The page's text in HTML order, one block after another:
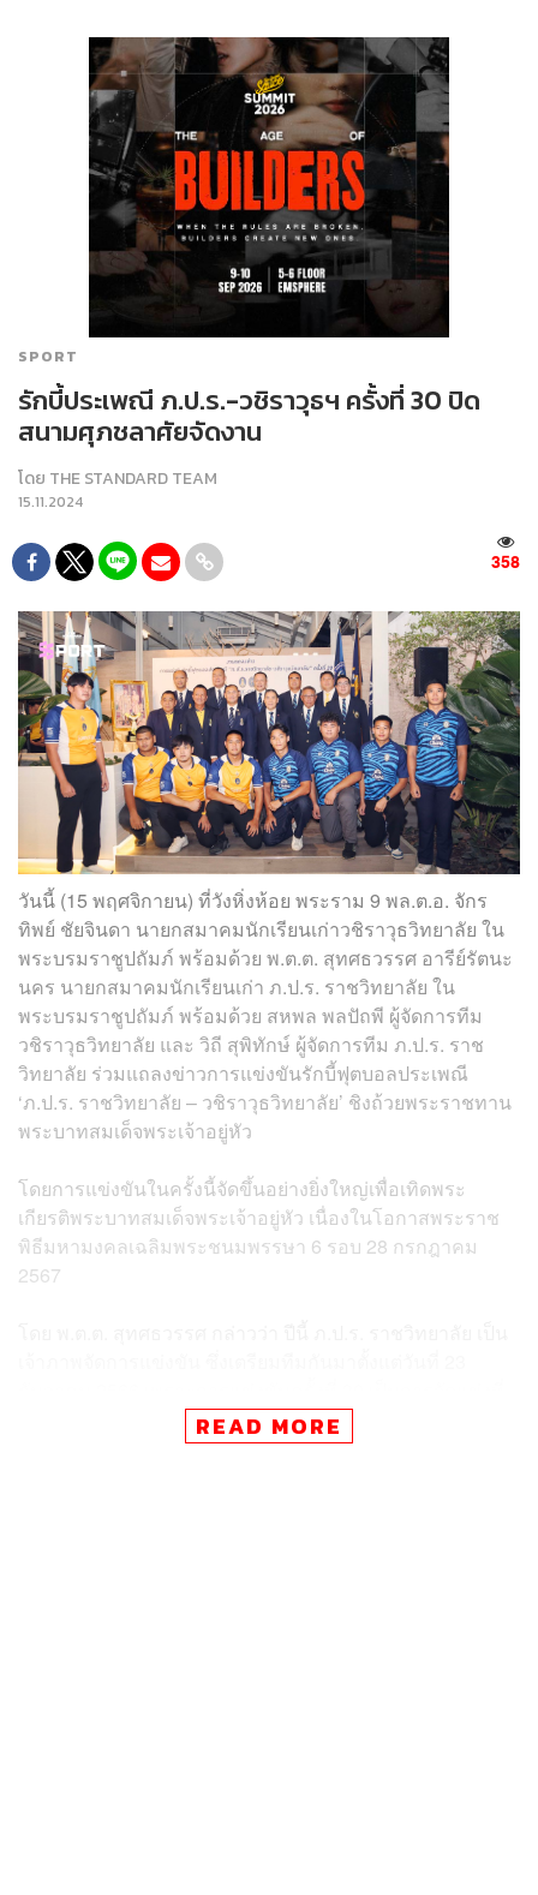
SPORT
รักบี้ประเพณี ภ.ป.ร.-วชิราวุธฯ ครั้งที่ 30 ปิด
สนามศุภชลาศัยจัดงาน
โดย THE STANDARD TEAM
15.11.2024
358
วันนี้ (15 พฤศจิกายน) ที่วังหิ่งห้อย พระราม 9 พล.ต.อ. จักร
ทิพย์ ชัยจินดา นายกสมาคมนักเรียนเก่าวชิราวุธวิทยาลัย ใน
พระบรมราชูปถัมภ์ พร้อมด้วย พ.ต.ต. สุทศธวรรศ อารีย์รัตนะ
นคร นายกสมาคมนักเรียนเก่า ภ.ป.ร. ราชวิทยาลัย ใน
พระบรมราชูปถัมภ์ พร้อมด้วย สหพล พลปัถพี ผู้จัดการทีม
วชิราวุธวิทยาลัย และ วิถี สุพิทักษ์ ผู้จัดการทีม ภ.ป.ร. ราช
วิทยาลัย ร่วมแถลงข่าวการแข่งขันรักบี้ฟุตบอลประเพณี
‘ภ.ป.ร. ราชวิทยาลัย – วชิราวุธวิทยาลัย’ ชิงถ้วยพระราชทาน
พระบาทสมเด็จพระเจ้าอยู่หัว
โดยการแข่งขันในครั้งนี้จัดขึ้นอย่างยิ่งใหญ่เพื่อเทิดพระ
เกียรติพระบาทสมเด็จพระเจ้าอยู่หัว เนื่องในโอกาสพระราช
พิธีมหามงคลเฉลิมพระชนมพรรษา 6 รอบ 28 กรกฎาคม
2567
ยิ่งใหญ่ที่สุด จึงเลือกใช้สนามศุภชลาศัย สนามกีฬาในตำนาน
ของประเทศไทย เป็นสนามแข่งขันในวันที่ 30 พฤศจิกายน
READ MORE